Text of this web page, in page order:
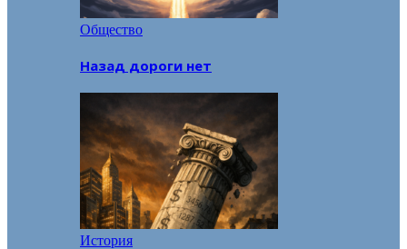
Общество
Назад дороги нет
История